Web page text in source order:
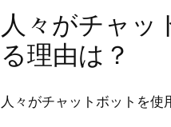
人々がチャッ
る理由は？
人々がチャットボットを使